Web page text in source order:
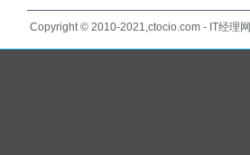
Copyright © 2010-2021,ctocio.com - IT经理网